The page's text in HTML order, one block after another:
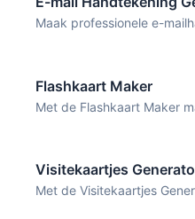
Maak professionele e-
Flashkaart Maker
Met de Flashkaart Maker
Visitekaartjes
Met de Visitekaartjes